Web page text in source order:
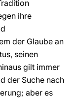
ihre
der Glaube an
seinen
gilt immer
der Suche nach
aber es